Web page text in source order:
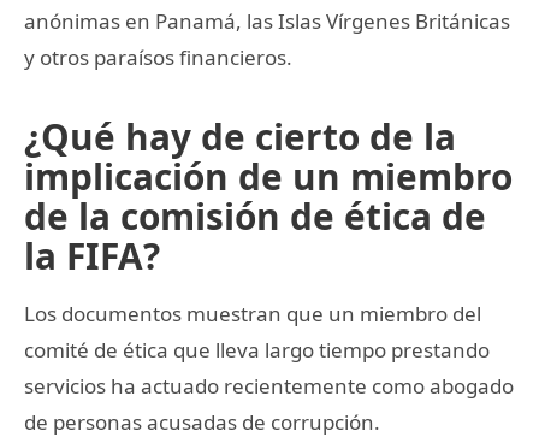
anónimas en Panamá, las Islas Vírgenes Británicas
y otros paraísos financieros.
¿Qué hay de cierto de la
implicación de un miembro
de la comisión de ética de
la FIFA?
Los documentos muestran que un miembro del
comité de ética que lleva largo tiempo prestando
servicios ha actuado recientemente como abogado
de personas acusadas de corrupción.